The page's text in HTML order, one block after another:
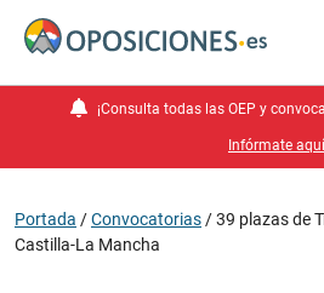
¡Consulta todas las OEP y
Infórmate aquí
Portada /Convocatorias /39 plazas de
Castilla-La Mancha